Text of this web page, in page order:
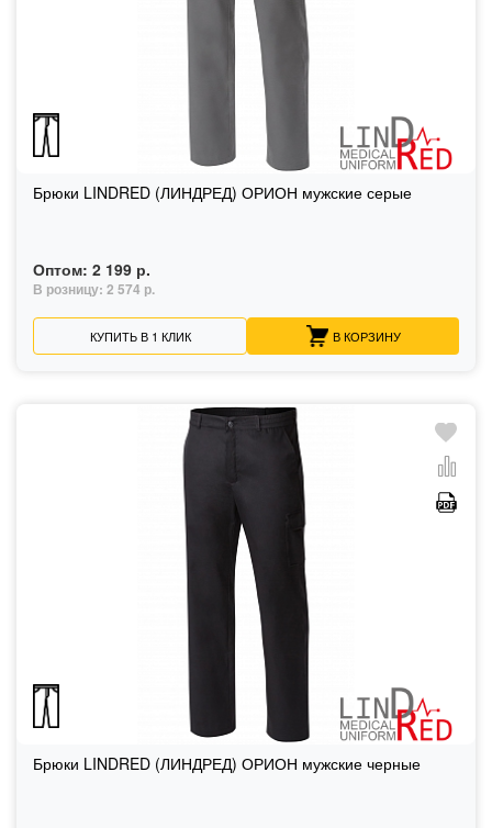
Брюки LINDRED (ЛИНДРЕД) ОРИОН мужские серые
Оптом: 2 199 р.
В розницу: 2 574 р.
КУПИТЬ В 1 КЛИК В КОРЗИНУ
Брюки LINDRED (ЛИНДРЕД) ОРИОН мужские черные